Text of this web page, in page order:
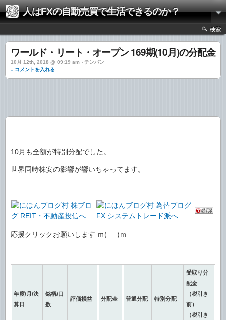
人はFXの自動売買で生活できるのか？
検索
ワールド・リート・オープン 169期(10月)の分配金
10月 12th, 2018 @ 09:19 am › チンパン
↓ コメントを入れる
10月も全額が特別分配でした。
世界同時株安の影響が響いちゃってます。
応援クリックお願いします ｍ(_ _)ｍ
年度/月/決
算日
銘柄/口
数
評価損益 分配金 普通分配 特別分配
受取り分
配金
（税引き
前）
（税引き